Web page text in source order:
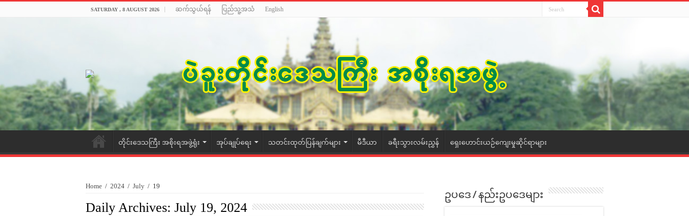
SATURDAY , 8 AUGUST 2026 ဆက်သွယ်ရန် ပြည်သူ့အသံ English
တိုင်းဒေသကြီး အစိုးရအဖွဲ့ရုံး အုပ်ချုပ်ရေး သတင်းထုတ်ပြန်ချက်များ မီဒီယာ ခရီးသွားလမ်းညွှန် ရှေးဟောင်းယဉ်ကျေးမှုဆိုင်ရာများ
Home / 2024 / July / 19
Daily Archives: July 19, 2024
ဥပဒေ / နည်းဥပဒေများ